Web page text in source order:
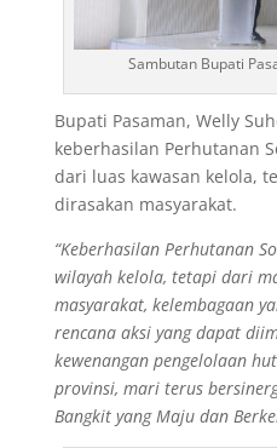
Sambutan Bupati
Bupati Pasaman, Welly
keberhasilan Perhutanan
dari luas kawasan kelola,
dirasakan masyarakat.
“Keberhasilan Perhutanan
wilayah kelola, tetapi dari
masyarakat, kelembagaan
rencana aksi yang dapat
kewenangan pengelolaan
provinsi, mari terus
Bangkit yang Maju dan